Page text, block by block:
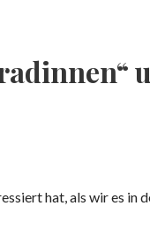
hat, als wir es in